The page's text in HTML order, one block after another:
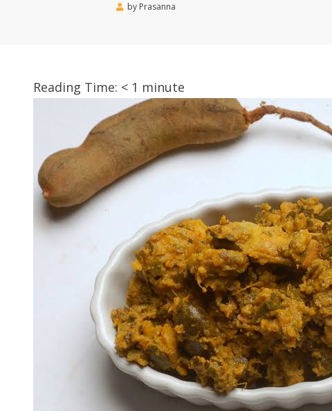
by Prasanna
Reading Time: < 1 minute